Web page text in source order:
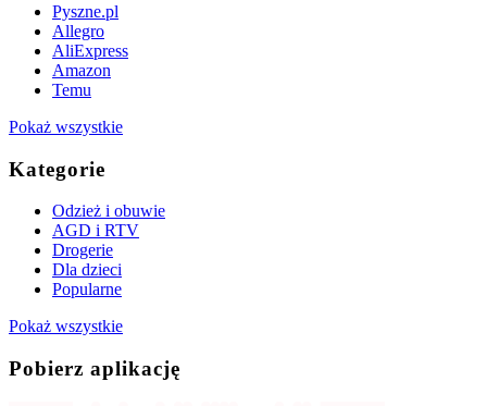
Pyszne.pl
Allegro
AliExpress
Amazon
Temu
Pokaż wszystkie
Kategorie
Odzież i obuwie
AGD i RTV
Drogerie
Dla dzieci
Popularne
Pokaż wszystkie
Pobierz aplikację